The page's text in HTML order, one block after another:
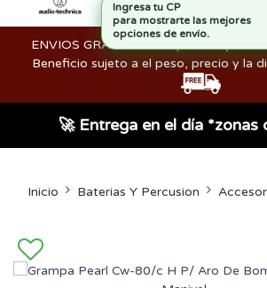
ENVIOS GRATIS en compras mayores
Beneficio sujeto a el peso, precio y la
🚀 Entrega en el día *zonas
Inicio Baterias Y Percusion